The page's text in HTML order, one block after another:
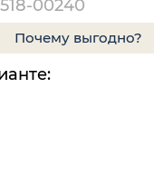
00240
Почему выгодно?